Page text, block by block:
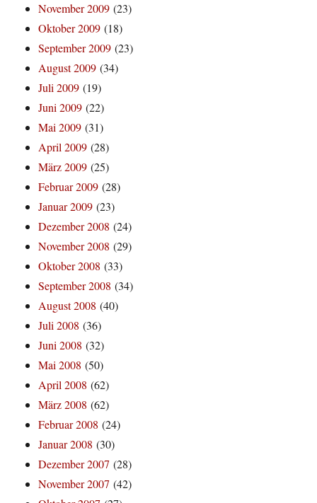
November 2009 (23)
Oktober 2009 (18)
September 2009 (23)
August 2009 (34)
Juli 2009 (19)
Juni 2009 (22)
Mai 2009 (31)
April 2009 (28)
März 2009 (25)
Februar 2009 (28)
Januar 2009 (23)
Dezember 2008 (24)
November 2008 (29)
Oktober 2008 (33)
September 2008 (34)
August 2008 (40)
Juli 2008 (36)
Juni 2008 (32)
Mai 2008 (50)
April 2008 (62)
März 2008 (62)
Februar 2008 (24)
Januar 2008 (30)
Dezember 2007 (28)
November 2007 (42)